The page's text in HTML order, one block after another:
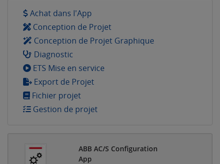
Achat dans l'App
Conception de Projet
Conception de Projet Graphique
Diagnostic
ETS Mise en service
Export de Projet
Fichier projet
Gestion de projet
ABB AC/S Configuration
App